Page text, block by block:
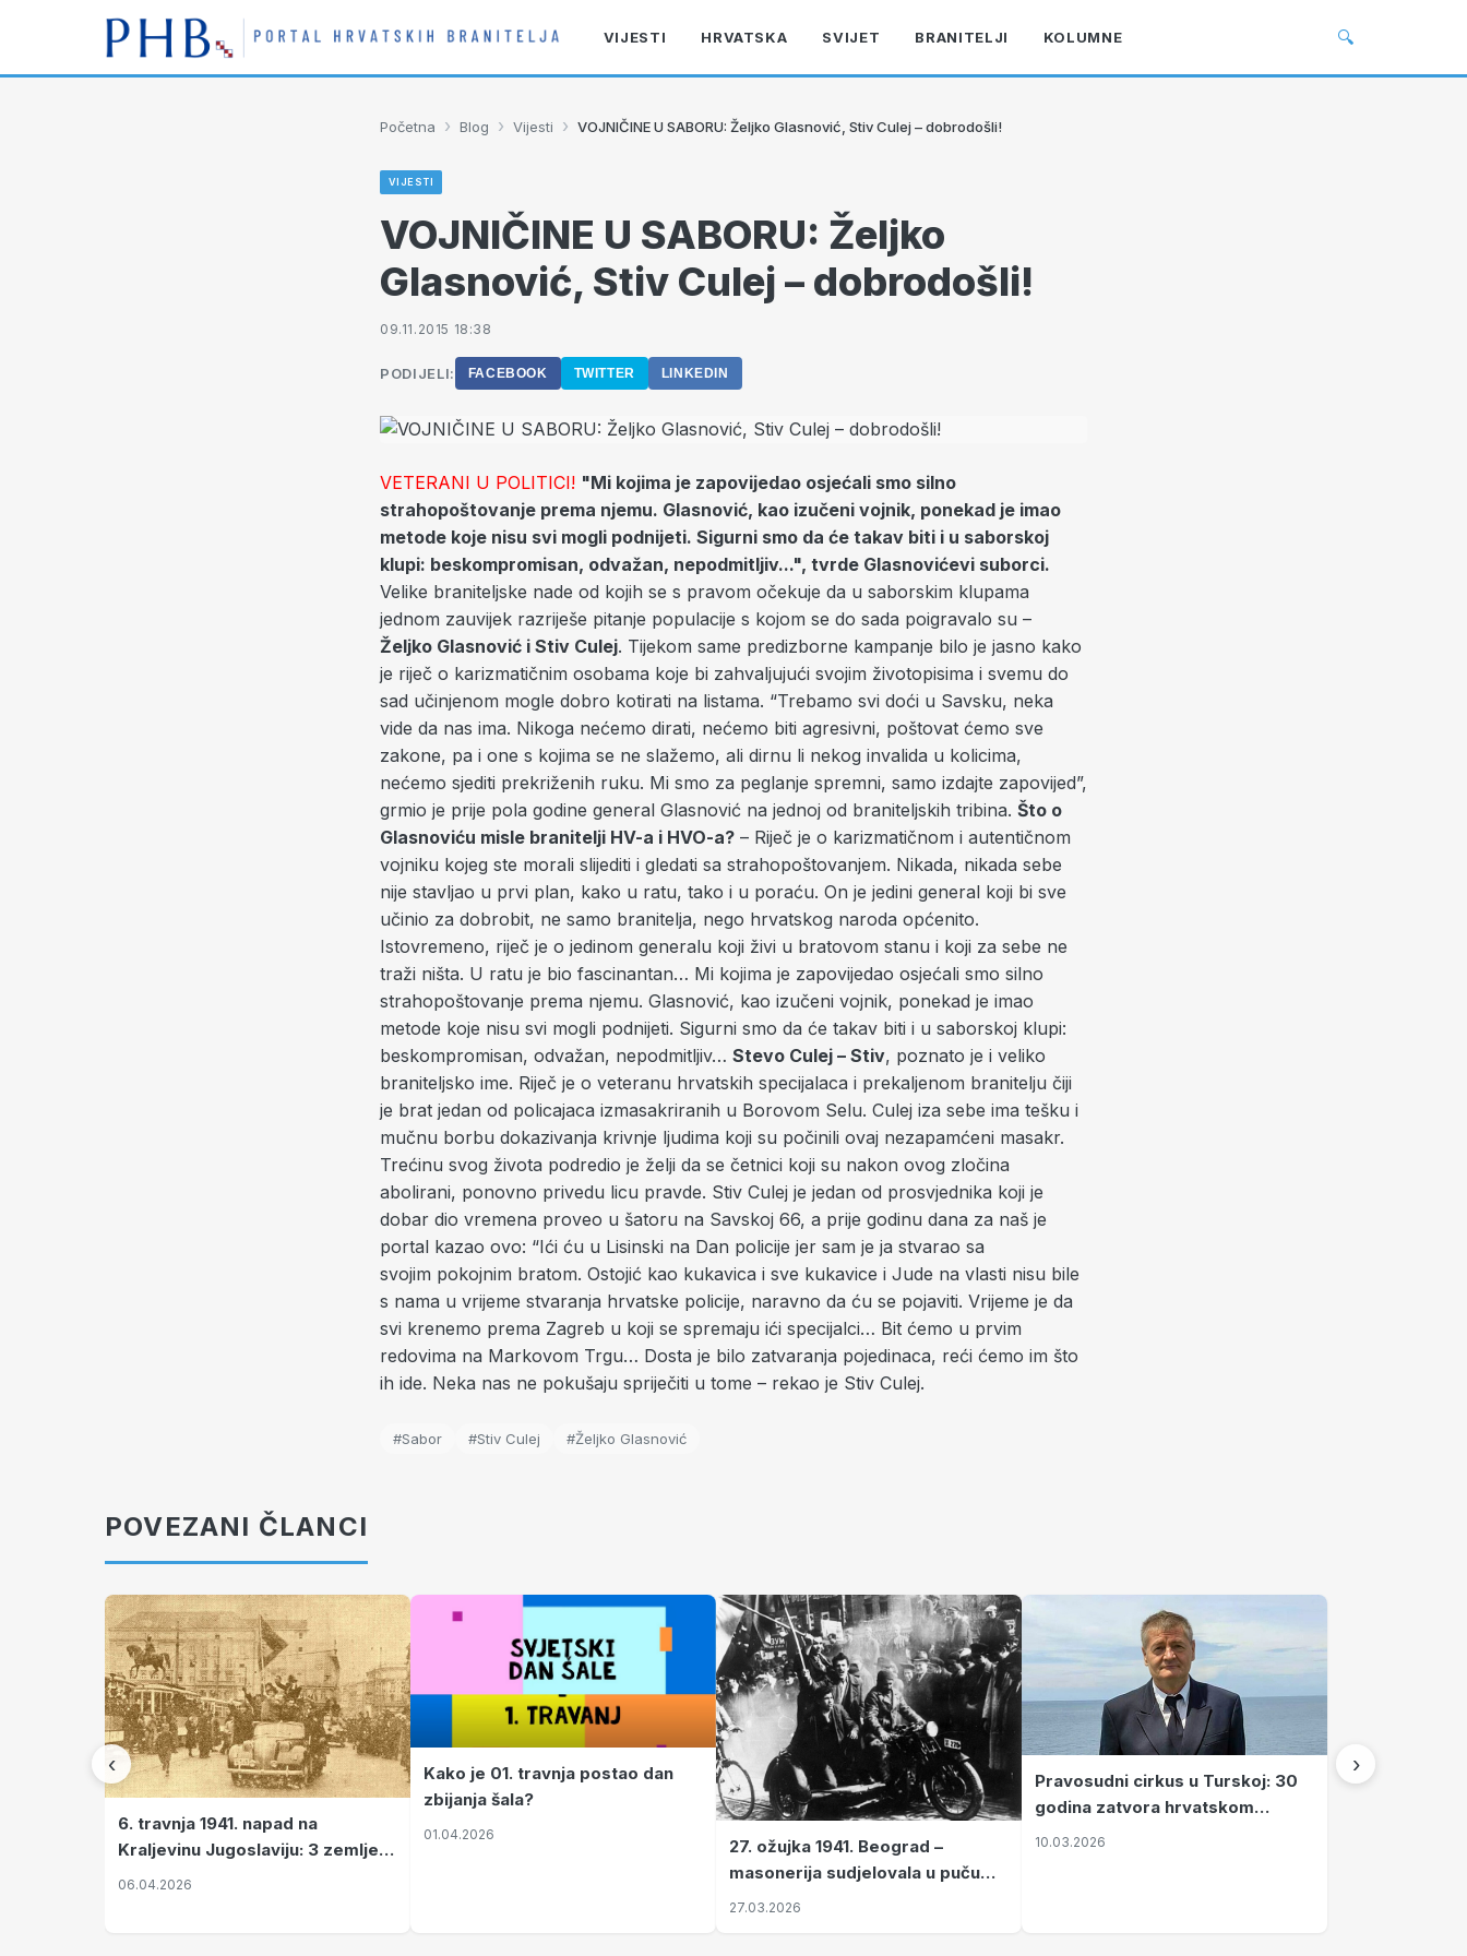
VIJESTI HRVATSKA SVIJET BRANITELJI KOLUMNE 🔍
Početna › Blog › Vijesti › VOJNIČINE U SABORU: Željko Glasnović, Stiv Culej – dobrodošli!
VIJESTI
VOJNIČINE U SABORU: Željko
Glasnović, Stiv Culej – dobrodošli!
09.11.2015 18:38
PODIJELI: FACEBOOK TWITTER LINKEDIN
VETERANI U POLITICI! "Mi kojima je zapovijedao osjećali smo silno
strahopoštovanje prema njemu. Glasnović, kao izučeni vojnik, ponekad je imao
metode koje nisu svi mogli podnijeti. Sigurni smo da će takav biti i u saborskoj
klupi: beskompromisan, odvažan, nepodmitljiv...", tvrde Glasnovićevi suborci.
Velike braniteljske nade od kojih se s pravom očekuje da u saborskim klupama
jednom zauvijek razriješe pitanje populacije s kojom se do sada poigravalo su –
Željko Glasnović i Stiv Culej. Tijekom same predizborne kampanje bilo je jasno kako
je riječ o karizmatičnim osobama koje bi zahvaljujući svojim životopisima i svemu do
sad učinjenom mogle dobro kotirati na listama. “Trebamo svi doći u Savsku, neka
vide da nas ima. Nikoga nećemo dirati, nećemo biti agresivni, poštovat ćemo sve
zakone, pa i one s kojima se ne slažemo, ali dirnu li nekog invalida u kolicima,
nećemo sjediti prekriženih ruku. Mi smo za peglanje spremni, samo izdajte zapovijed”,
grmio je prije pola godine general Glasnović na jednoj od braniteljskih tribina. Što o
Glasnoviću misle branitelji HV-a i HVO-a? – Riječ je o karizmatičnom i autentičnom
vojniku kojeg ste morali slijediti i gledati sa strahopoštovanjem. Nikada, nikada sebe
nije stavljao u prvi plan, kako u ratu, tako i u poraću. On je jedini general koji bi sve
učinio za dobrobit, ne samo branitelja, nego hrvatskog naroda općenito.
Istovremeno, riječ je o jedinom generalu koji živi u bratovom stanu i koji za sebe ne
traži ništa. U ratu je bio fascinantan… Mi kojima je zapovijedao osjećali smo silno
strahopoštovanje prema njemu. Glasnović, kao izučeni vojnik, ponekad je imao
metode koje nisu svi mogli podnijeti. Sigurni smo da će takav biti i u saborskoj klupi:
beskompromisan, odvažan, nepodmitljiv… Stevo Culej – Stiv, poznato je i veliko
braniteljsko ime. Riječ je o veteranu hrvatskih specijalaca i prekaljenom branitelju čiji
je brat jedan od policajaca izmasakriranih u Borovom Selu. Culej iza sebe ima tešku i
mučnu borbu dokazivanja krivnje ljudima koji su počinili ovaj nezapamćeni masakr.
Trećinu svog života podredio je želji da se četnici koji su nakon ovog zločina
abolirani, ponovno privedu licu pravde. Stiv Culej je jedan od prosvjednika koji je
dobar dio vremena proveo u šatoru na Savskoj 66, a prije godinu dana za naš je
portal kazao ovo: “Ići ću u Lisinski na Dan policije jer sam je ja stvarao sa
svojim pokojnim bratom. Ostojić kao kukavica i sve kukavice i Jude na vlasti nisu bile
s nama u vrijeme stvaranja hrvatske policije, naravno da ću se pojaviti. Vrijeme je da
svi krenemo prema Zagreb u koji se spremaju ići specijalci… Bit ćemo u prvim
redovima na Markovom Trgu… Dosta je bilo zatvaranja pojedinaca, reći ćemo im što
ih ide. Neka nas ne pokušaju spriječiti u tome – rekao je Stiv Culej.
#Sabor #Stiv Culej #Željko Glasnović
POVEZANI ČLANCI
‹
6. travnja 1941. napad na
Kraljevinu Jugoslaviju: 3 zemlje
nastale njenim raspadom
06.04.2026
Kako je 01. travnja postao dan
zbijanja šala?
01.04.2026
27. ožujka 1941. Beograd –
masonerija sudjelovala u puču
koji je Jugoslaviju odveo u krvavi
27.03.2026
Pravosudni cirkus u Turskoj: 30
godina zatvora hrvatskom
kapetanu kojeg su sami pustili
10.03.2026
›